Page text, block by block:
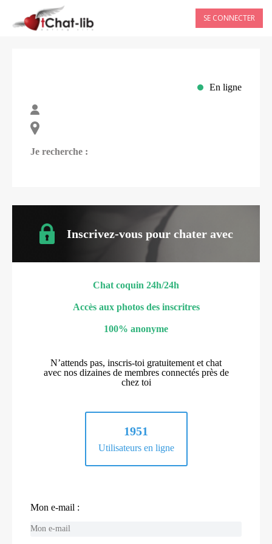
SE CONNECTER
En ligne
Je recherche :
Inscrivez-vous pour chater avec
Chat coquin 24h/24h
Accès aux photos des inscritres
100% anonyme
N’attends pas, inscris-toi gratuitement et chat
avec nos dizaines de membres connectés près de
chez toi
1951
Utilisateurs en ligne
Mon e-mail :